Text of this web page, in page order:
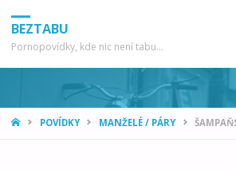
BEZTABU
Pornopovídky, kde nic není tabu...
HOMEPOVÍDKY MANŽELÉ / PÁRY